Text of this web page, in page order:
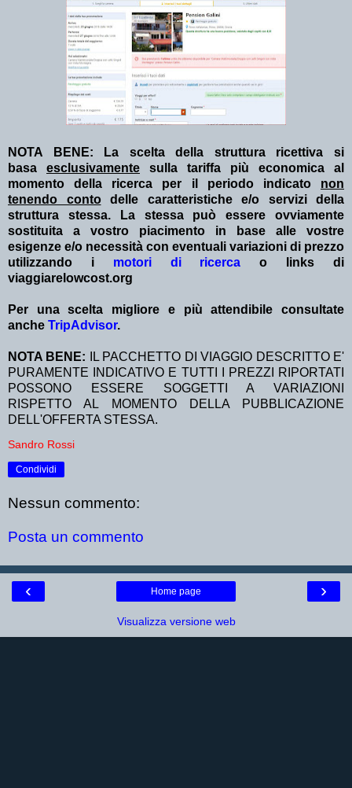
NOTA BENE: La scelta della struttura ricettiva si
basa esclusivamente sulla tariffa più economica al
momento della ricerca per il periodo indicato non
tenendo contodelle caratteristiche e/o servizi della
struttura stessa. La stessa può essere ovviamente
sostituita a vostro piacimento in base alle vostre
esigenze e/o necessità con eventuali variazioni di prezzo
utilizzando i motori di ricerca o links di
viaggiarelowcost.org
Per una scelta migliore e più attendibile consultate
anche TripAdvisor.
NOTA BENE:
IL PACCHETTO DI VIAGGIO DESCRITTO E'
PURAMENTE INDICATIVO E TUTTI I PREZZI RIPORTATI
POSSONO ESSERE SOGGETTI A VARIAZIONI
RISPETTO AL MOMENTO DELLA PUBBLICAZIONE
DELL'OFFERTA STESSA.
Sandro Rossi
Condividi
Nessun commento:
Posta un commento
‹ ›
Home page
Visualizza versione web